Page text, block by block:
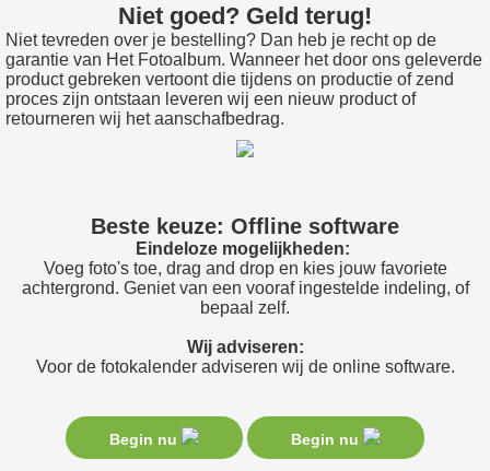
Niet goed? Geld terug!
Niet tevreden over je bestelling? Dan heb je recht op de
garantie van Het Fotoalbum. Wanneer het door ons geleverde
product gebreken vertoont die tijdens on productie of zend
proces zijn ontstaan leveren wij een nieuw product of
retourneren wij het aanschafbedrag.
Beste keuze: Offline software
Eindeloze mogelijkheden:
Voeg foto's toe, drag and drop en kies jouw favoriete
achtergrond. Geniet van een vooraf ingestelde indeling, of
bepaal zelf.
Wij adviseren:
Voor de fotokalender adviseren wij de online software.
Begin nu Begin nu